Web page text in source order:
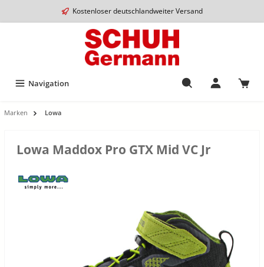
Kostenloser deutschlandweiter Versand
Navigation
Marken Lowa
Lowa Maddox Pro GTX Mid VC Jr